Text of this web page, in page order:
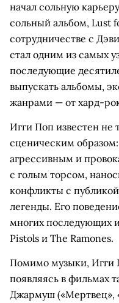
начал сольную
сольный альбом, Lust
сотрудничестве с
стал одним из самых
последующие
выпускать альбомы,
жанрами — от хард-
Игги Поп известен не
сценическим
агрессивным и
с голым торсом,
конфликты с
легенды. Его
многих последующих
Pistols и The Ramones.
Помимо музыки, Игги
появляясь в фильмах
Джармуш («Мертвец»,